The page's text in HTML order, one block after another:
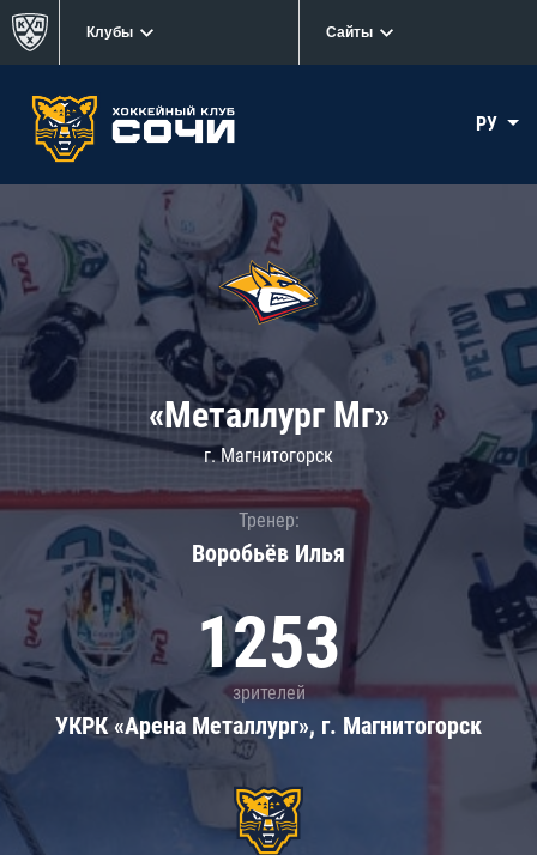
Клубы Сайты
РУ
«Металлург Мг»
г. Магнитогорск
Тренер:
Воробьёв Илья
1253
зрителей
УКРК «Арена Металлург», г. Магнитогорск